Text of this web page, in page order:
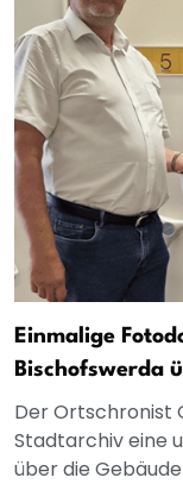
Einmalige
Bischofswerda
Der Ortschronist
Stadtarchiv eine
über die